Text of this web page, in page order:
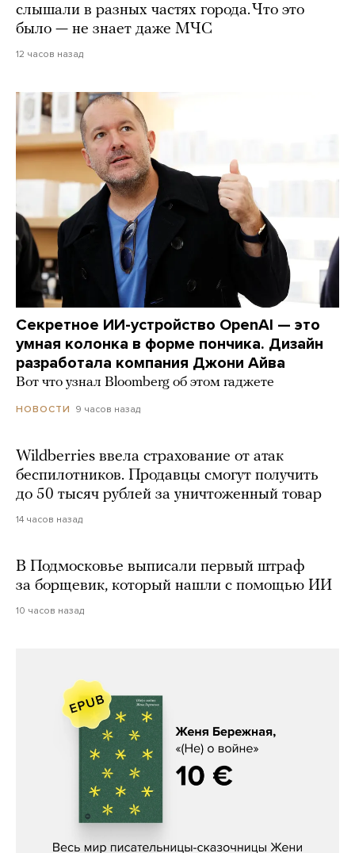
слышали в разных частях города. Что это
было — не знает даже МЧС
12 часов назад
Секретное ИИ-устройство OpenAI — это
умная колонка в форме пончика. Дизайн
разработала компания Джони Айва
Вот что узнал Bloomberg об этом гаджете
НОВОСТИ 9 часов назад
Wildberries ввела страхование от атак
беспилотников. Продавцы смогут получить
до 50 тысяч рублей за уничтоженный товар
14 часов назад
В Подмосковье выписали первый штраф
за борщевик, который нашли с помощью ИИ
10 часов назад
Женя Бережная, «(Не) о войне»